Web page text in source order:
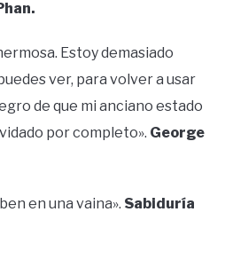
Estoy demasiado
ver, para volver a usar
de que mi anciano estado
por completo». George
en una vaina». Sabiduría